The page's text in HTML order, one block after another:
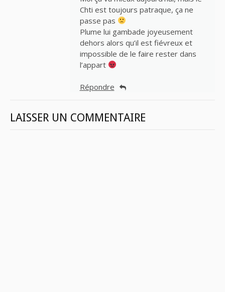
Chti est toujours patraque, ça ne
passe pas
Plume lui gambade joyeusement
dehors alors qu’il est fiévreux et
impossible de le faire rester dans
l’appart
Répondre
LAISSER UN COMMENTAIRE